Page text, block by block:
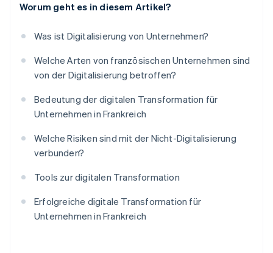
Worum geht es in diesem Artikel?
Was ist Digitalisierung von Unternehmen?
Welche Arten von französischen Unternehmen sind
von der Digitalisierung betroffen?
Bedeutung der digitalen Transformation für
Unternehmen in Frankreich
Welche Risiken sind mit der Nicht-Digitalisierung
verbunden?
Tools zur digitalen Transformation
Erfolgreiche digitale Transformation für
Unternehmen in Frankreich